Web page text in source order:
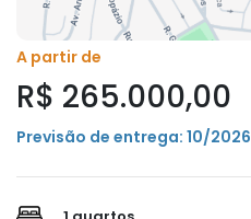
A partir de
R$ 265.000,00
Previsão de entrega: 10/2026